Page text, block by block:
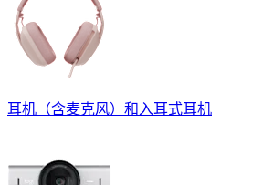
耳机（含麦克风）和入耳式耳机